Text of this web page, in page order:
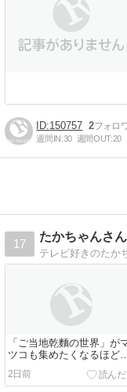
150757 2
週間IN:30 週間OUT:20
17
たかちゃんさ
「ご当地乾麵の世界」が
ツコも集めたくなるほど
見だ
2日前